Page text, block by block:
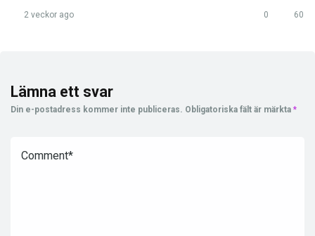
2 veckor ago 0 60
Lämna ett svar
Din e-postadress kommer inte publiceras. Obligatoriska fält är märkta *